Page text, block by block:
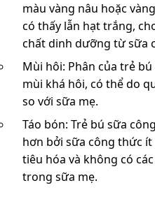
màu vàng nâu hoặc
có thấy lẫn hạt trắng,
chất dinh dưỡng từ sữa
Mùi hôi: Phân của trẻ
mùi khá hôi, có thể do
so với sữa mẹ.
Táo bón: Trẻ bú sữa
hơn bởi sữa công thức
tiêu hóa và không có
trong sữa mẹ.